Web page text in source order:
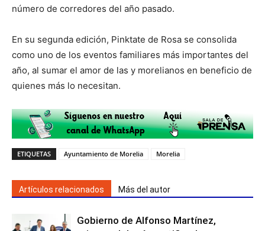
número de corredores del año pasado.
En su segunda edición, Pinktate de Rosa se consolida
como uno de los eventos familiares más importantes del
año, al sumar el amor de las y morelianos en beneficio de
quienes más lo necesitan.
ETIQUETAS Ayuntamiento de Morelia Morelia
Artículos relacionados Más del autor
Gobierno de Alfonso Martínez,